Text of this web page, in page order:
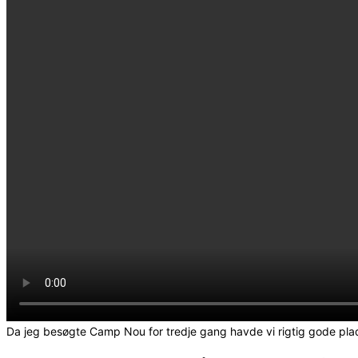
Da jeg besøgte Camp Nou for tredje gang havde vi rigtig gode